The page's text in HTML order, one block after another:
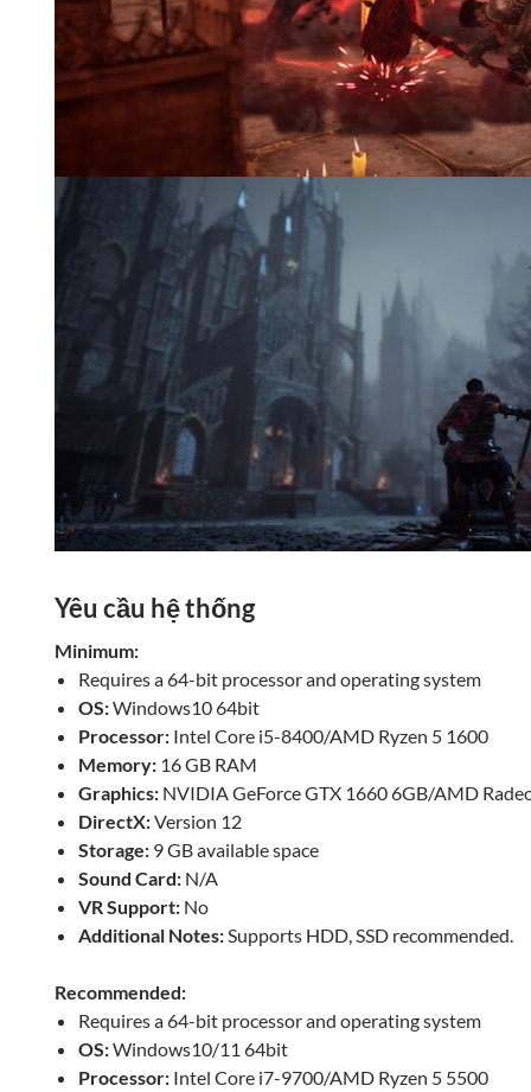
Yêu cầu hệ thống
Minimum:
Requires a 64-bit processor and operating system
OS:Windows10 64bit
Processor: Intel Core i5-8400/AMD Ryzen 5 1600
Memory: 16 GB RAM
Graphics: NVIDIA GeForce GTX 1660 6GB/AMD
DirectX:Version 12
Storage: 9 GB available space
Sound Card: N/A
VR Support: No
Additional Notes: Supports HDD, SSD recommended.
Recommended:
Requires a 64-bit processor and operating system
OS:Windows10/11 64bit
Processor: Intel Core i7-9700/AMD Ryzen 5 5500